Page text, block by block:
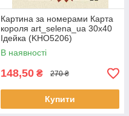
Картина за номерами Карта
короля art_selena_ua 30х40
Ідейка (KHO5206)
В наявності
148,50 ₴ 270 ₴
Купити